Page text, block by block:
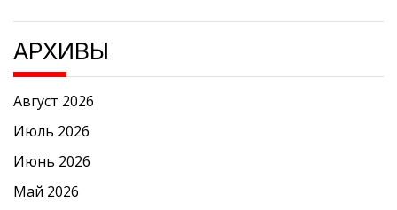
АРХИВЫ
Август 2026
Июль 2026
Июнь 2026
Май 2026